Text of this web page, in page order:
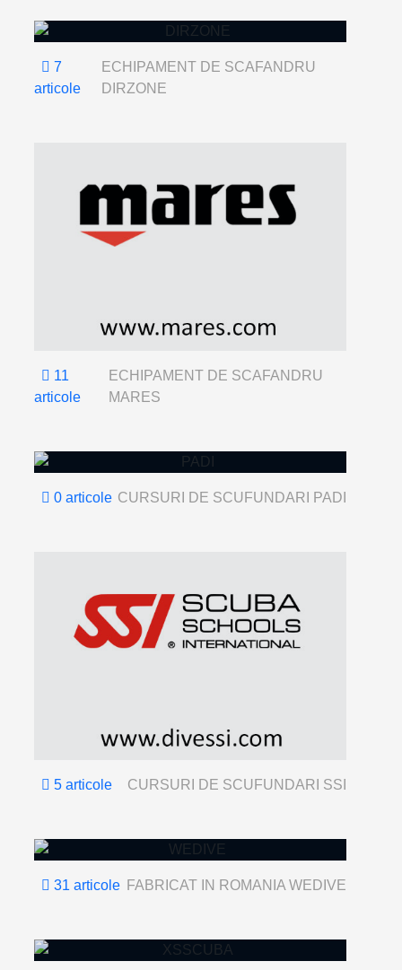
7
articole
ECHIPAMENT DE SCAFANDRU
DIRZONE
11
articole
ECHIPAMENT DE SCAFANDRU
MARES
0 articole CURSURI DE SCUFUNDARI PADI
5 articole CURSURI DE SCUFUNDARI SSI
31 articole FABRICAT IN ROMANIA WEDIVE